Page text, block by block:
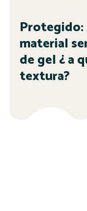
Protegido:
material
de gel ¿ a
textura?